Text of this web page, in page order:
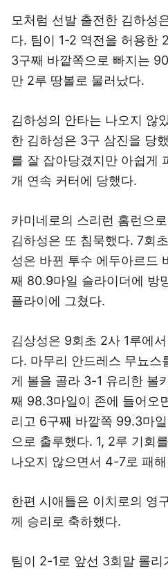
모처럼 선발 출전한 김하성
다. 팀이 1-2 역전을 허용한
3구째 바깥쪽으로 빠지는
만 2루 땅볼로 물러났다.
김하성의 안타는 나오지 않
한 김하성은 3구 삼진을 당
를 잘 잡아당겼지만 아쉽게
개 연속 커터에 당했다.
카미네로의 스리런 홈런으
김하성은 또 침묵했다. 7회
성은 바뀐 투수 에두아르드
째 80.9마일 슬라이더에 방
플라이에 그쳤다.
김상성은 9회초 2사 1루에
다. 마무리 안드레스 무뇨스
게 볼을 골라 3-1 유리한 볼
째 98.3마일이 존에 들어오
리고 6구째 바깥쪽 99.3마
으로 출루했다. 1, 2루 기회
나오지 않으면서 4-7로 패
한편 시애틀은 이치로의 영
께 승리로 축하했다.
팀이 2-1로 앞선 3회말 롤리